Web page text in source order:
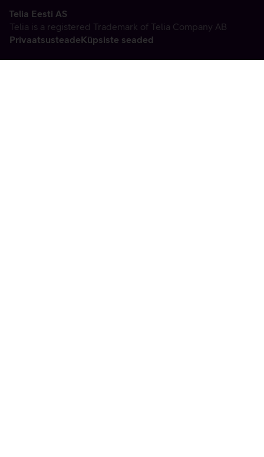
Telia Eesti AS
Telia is a registered Trademark of Telia Company AB
PrivaatsusteadeKüpsiste seaded